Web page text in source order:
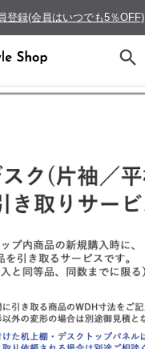
登録(会員はいつでも5％OFF)